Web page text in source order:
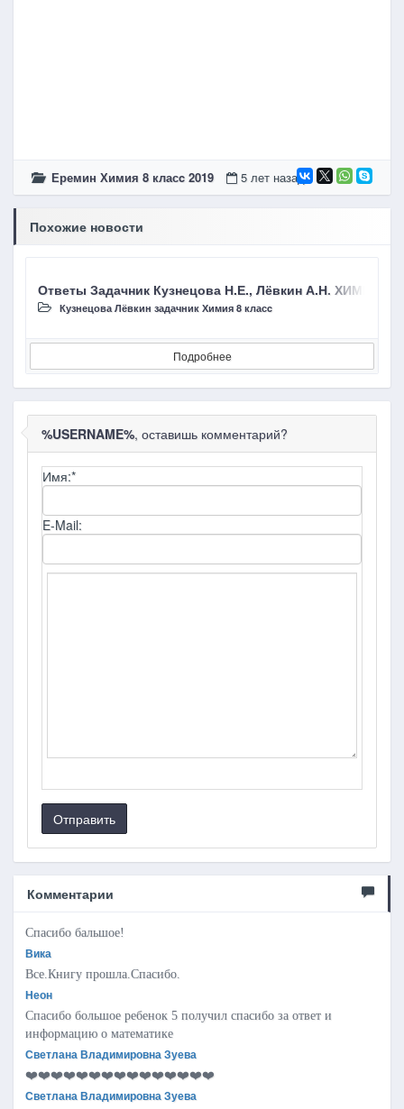
Еремин Химия 8 класc 2019 5 лет назад
Похожие новости
Ответы Задачник Кузнецова Н.Е., Лёвкин А.Н. ХИМИЯ 8
Кузнецова Лёвкин задачник Химия 8 класc
Подробнее
%USERNAME%, оставишь комментарий?
Имя:*
E-Mail:
Отправить
Комментарии
Спасибо бальшое!
Вика
Все.Книгу прошла.Спасибо.
Неон
Спасибо большое ребенок 5 получил спасибо за ответ и
информацию о математике
Светлана Владимировна Зуева
❤️❤️❤️❤️❤️❤️❤️❤️❤️❤️❤️❤️❤️❤️❤️
Светлана Владимировна Зуева